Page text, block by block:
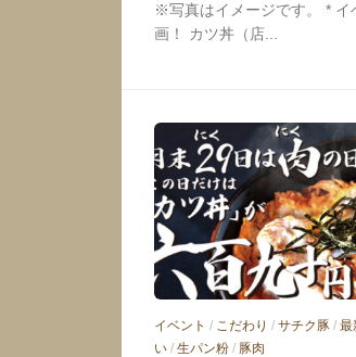
※写真はイメージです。 * イ
画！ カツ丼（店...
イベント / こだわり / サチク豚 / 最
い / 生パン粉 / 豚肉